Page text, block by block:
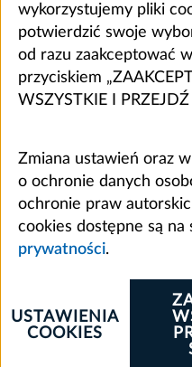
wykorzystujemy pliki
potwierdzić swoje
od razu zaakceptować
przyciskiem
WSZYSTKIE I
Zmiana ustawień oraz
o ochronie danych
ochronie praw
cookies dostępne są na
prywatności.
USTAWIENIA
COOKIES